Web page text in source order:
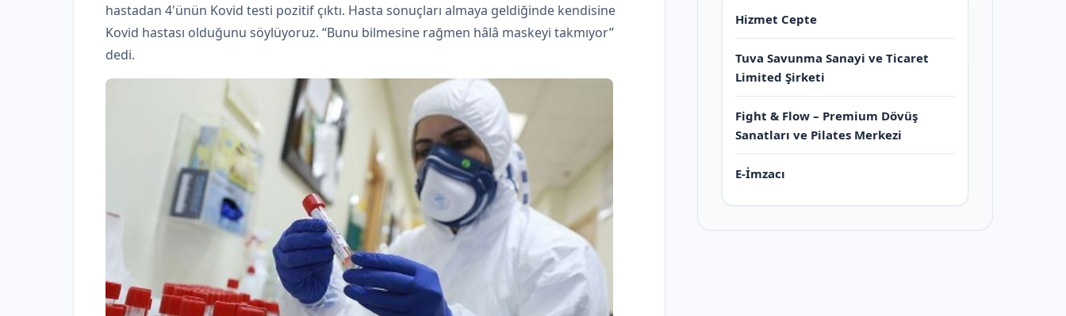
hastadan 4'ünün Kovid testi pozitif çıktı. Hasta sonuçları almaya geldiğinde kendisine
Kovid hastası olduğunu söylüyoruz. “Bunu bilmesine rağmen hâlâ maskeyi takmıyor”
dedi.
Hizmet Cepte
Tuva Savunma Sanayi ve Ticaret
Limited Şirketi
Fight & Flow – Premium Dövüş
Sanatları ve Pilates Merkezi
E-İmzacı